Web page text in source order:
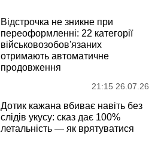
Відстрочка не зникне при
переоформленні: 22 категорії
військовозобов'язаних
отримають автоматичне
продовження
21:15 26.07.26
Дотик кажана вбиває навіть без
слідів укусу: сказ дає 100%
летальність — як врятуватися